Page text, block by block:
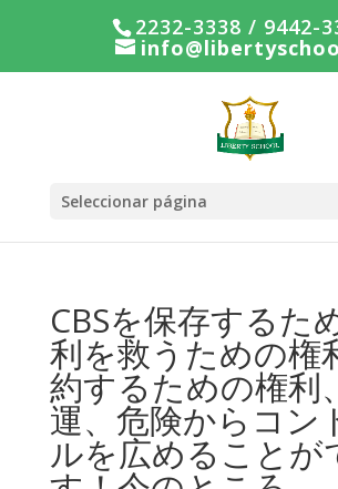
2232-3338 / 9442-
Seleccionar página
CBSを保存するた
利を救うための権
約するための権利
運、危険からコン
ルを広めることが